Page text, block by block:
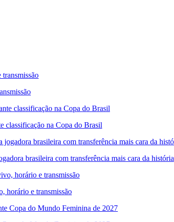
classificação na Copa do Brasil
brasileira com transferência mais cara da história
horário e transmissão